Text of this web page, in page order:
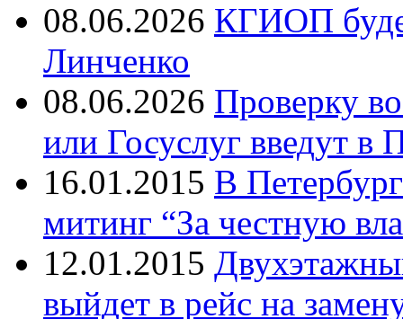
08.06.2026 КГИОП
Линченко
08.06.2026 Проверку
или Госуслуг введут в
16.01.2015 В
митинг “За честную
12.01.2015
выйдет в рейс на